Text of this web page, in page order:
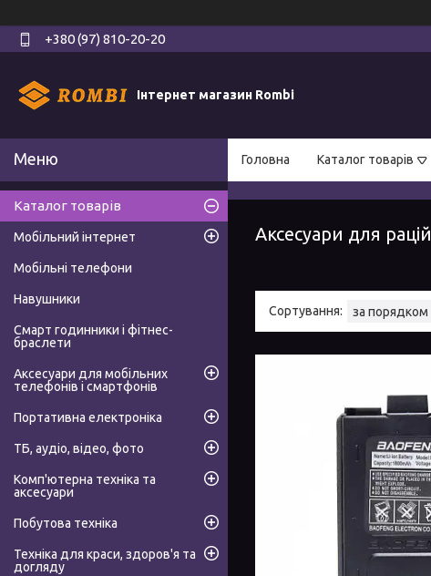
+380 (97) 810-20-20
Інтернет магазин Rombi
Головна Каталог товарів
Аксесуари для рацій
Каталог товарів
Мобільний інтернет
Мобільні телефони
Навушники
Смарт годинники і фітнес-
браслети
Аксесуари для мобільних
телефонів і смартфонів
Портативна електроніка
ТБ, аудіо, відео, фото
Комп'ютерна техніка та
аксесуари
Побутова техніка
Техніка для краси, здоров'я та
догляду